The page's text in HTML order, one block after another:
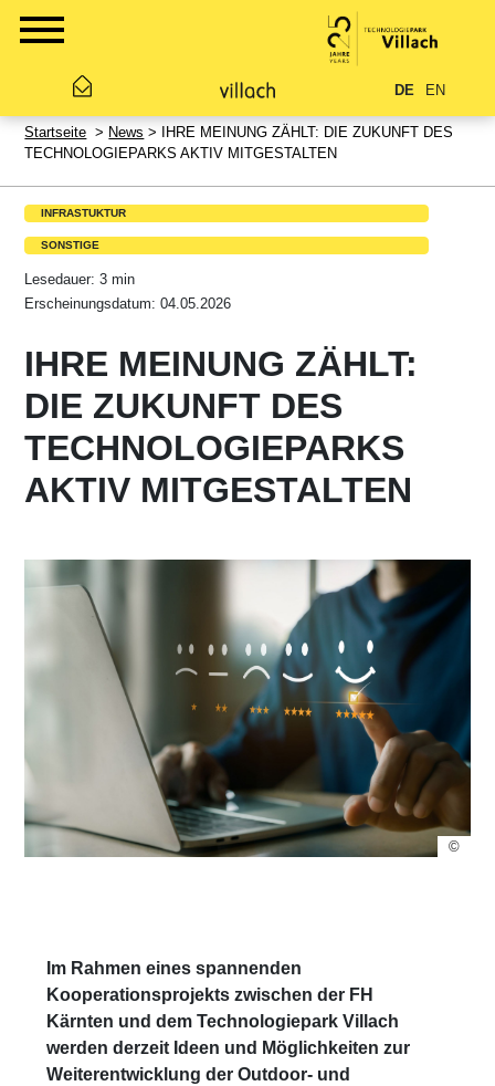
DE EN
Startseite > News > IHRE MEINUNG ZÄHLT: DIE ZUKUNFT DES
TECHNOLOGIEPARKS AKTIV MITGESTALTEN
INFRASTUKTUR
SONSTIGE
Lesedauer: 3 min
Erscheinungsdatum: 04.05.2026
IHRE MEINUNG ZÄHLT:
DIE ZUKUNFT DES
TECHNOLOGIEPARKS
AKTIV MITGESTALTEN
©
Im Rahmen eines spannenden
Kooperationsprojekts zwischen der FH
Kärnten und dem Technologiepark Villach
werden derzeit Ideen und Möglichkeiten zur
Weiterentwicklung der Outdoor- und